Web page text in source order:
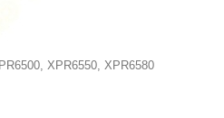
XPR6550, XPR6580